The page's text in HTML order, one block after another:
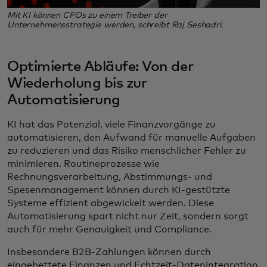
Mit KI können CFOs zu einem Treiber der
Unternehmensstrategie werden, schreibt Raj Seshadri.
Optimierte Abläufe: Von der
Wiederholung bis zur
Automatisierung
KI hat das Potenzial, viele Finanzvorgänge zu
automatisieren, den Aufwand für manuelle Aufgaben
zu reduzieren und das Risiko menschlicher Fehler zu
minimieren. Routineprozesse wie
Rechnungsverarbeitung, Abstimmungs- und
Spesenmanagement können durch KI-gestützte
Systeme effizient abgewickelt werden. Diese
Automatisierung spart nicht nur Zeit, sondern sorgt
auch für mehr Genauigkeit und Compliance.
Insbesondere B2B-Zahlungen können durch
eingebettete Finanzen und Echtzeit-Datenintegration